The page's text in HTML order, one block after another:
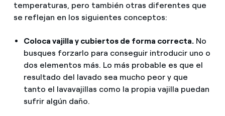
temperaturas, pero también otras diferentes que
se reflejan en los siguientes conceptos:
Coloca vajilla y cubiertos de forma correcta.No
busques forzarlo para conseguir introducir uno o
dos elementos más. Lo más probable es que el
resultado del lavado sea mucho peor y que
tanto el lavavajillas como la propia vajilla puedan
sufrir algún daño.